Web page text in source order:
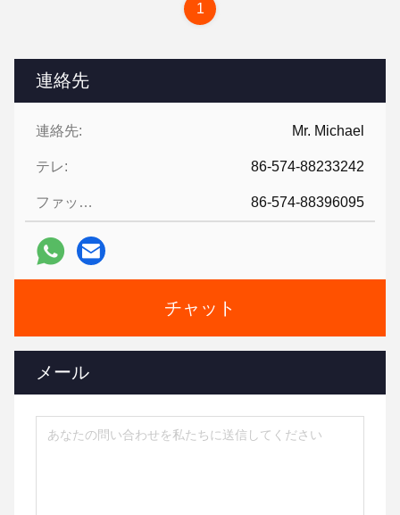
連絡先
連絡先: Mr. Michael
テレ: 86-574-88233242
ファックス: 86-574-88396095
チャット
メール
1